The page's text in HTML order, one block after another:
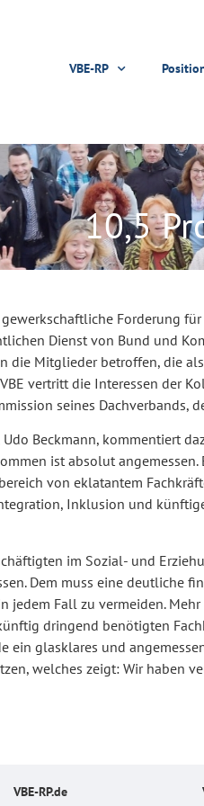
VBE-RP
10,5
Forderung
Dienst von Bund und
die Mitglieder betroffen, die
vertritt die Interessen der
seines Dachverbands,
Beckmann, kommentiert
ist absolut
von eklatantem
Inklusion und
im Sozial- und
Dem muss eine deutliche
jedem Fall zu vermeiden.
dringend benötigten
ein glasklares und
welches zeigt: Wir haben
VBE-RP.de